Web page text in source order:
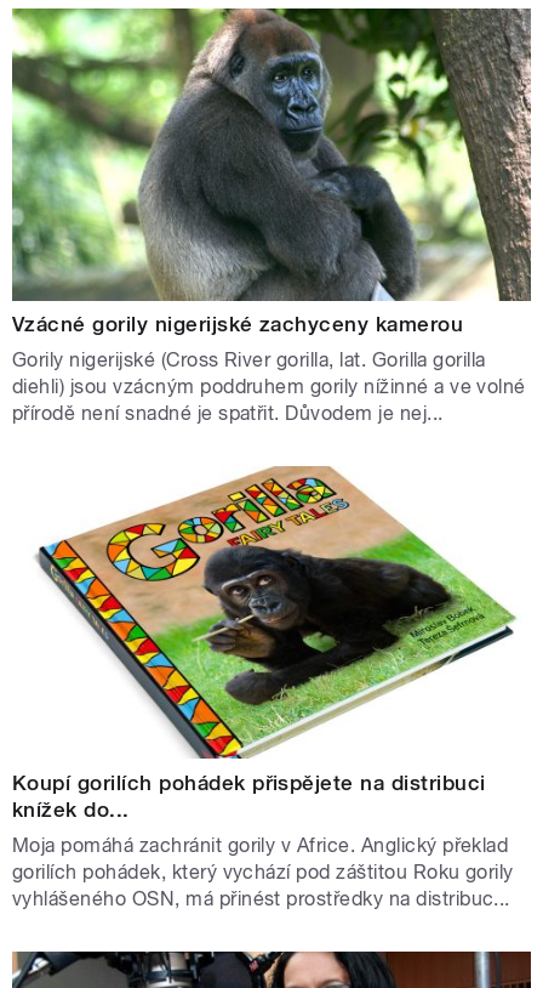
Vzácné gorily nigerijské zachyceny kamerou
Gorily nigerijské (Cross River gorilla, lat. Gorilla gorilla
diehli) jsou vzácným poddruhem gorily nížinné a ve volné
přírodě není snadné je spatřit. Důvodem je nej...
Koupí gorilích pohádek přispějete na distribuci
knížek do...
Moja pomáhá zachránit gorily v Africe. Anglický překlad
gorilích pohádek, který vychází pod záštitou Roku gorily
vyhlášeného OSN, má přinést prostředky na distribuc...